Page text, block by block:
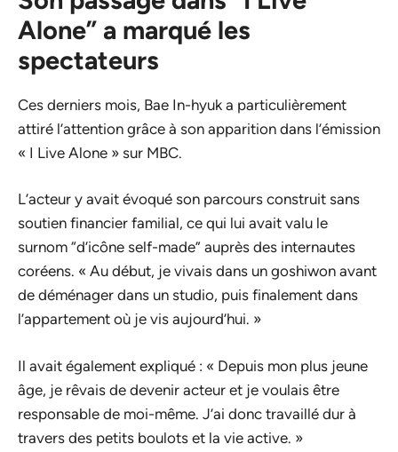
Alone” a marqué les
spectateurs
Ces derniers mois, Bae In-hyuk a particulièrement
attiré l’attention grâce à son apparition dans l’émission
« I Live Alone » sur MBC.
L’acteur y avait évoqué son parcours construit sans
soutien financier familial, ce qui lui avait valu le
surnom “d’icône self-made” auprès des internautes
coréens. « Au début, je vivais dans un goshiwon avant
de déménager dans un studio, puis finalement dans
l’appartement où je vis aujourd’hui. »
Il avait également expliqué : « Depuis mon plus jeune
âge, je rêvais de devenir acteur et je voulais être
responsable de moi-même. J’ai donc travaillé dur à
travers des petits boulots et la vie active. »